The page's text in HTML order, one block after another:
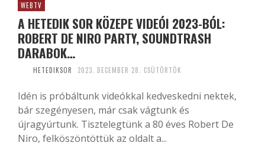
WEBTV
A HETEDIK SOR KÖZEPE VIDEÓI 2023-BÓL:
ROBERT DE NIRO PARTY, SOUNDTRASH
DARABOK…
HETEDIKSOR 2023. DECEMBER 28. CSÜTÖRTÖK
Idén is próbáltunk videókkal kedveskedni nektek,
bár szegényesen, már csak vágtunk és
újragyúrtunk. Tisztelegtünk a 80 éves Robert De
Niro, felköszöntöttük az oldalt a...